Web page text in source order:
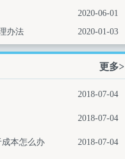
2020-06-01
办法
2020-01-03
更多>
2018-07-04
2018-07-04
成本怎么办 2018-07-04